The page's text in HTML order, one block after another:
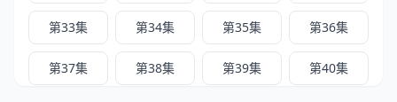
第33集 第34集 第35集 第36集
第37集 第38集 第39集 第40集